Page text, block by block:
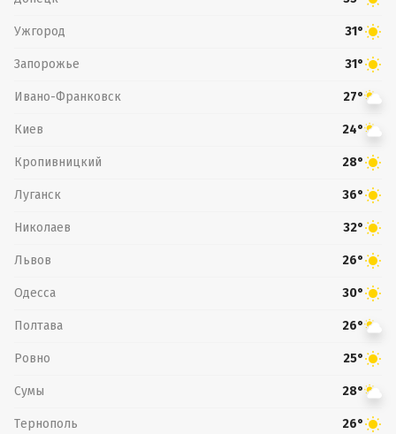
Ужгород 31°
Запорожье 31°
Ивано-Франковск 27°
Киев 24°
Кропивницкий 28°
Луганск 36°
Николаев 32°
Львов 26°
Одесса 30°
Полтава 26°
Ровно 25°
Сумы 28°
Тернополь 26°